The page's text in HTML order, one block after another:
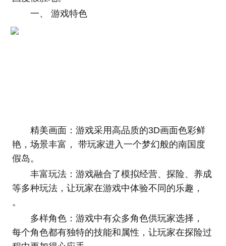
一、 游戏特色
精美画面：游戏采用高品质的3D画面色彩鲜
艳，场景丰富， 带玩家进入一个梦幻般的南国度
假岛。
丰富玩法：游戏融合了模拟经营、探险、养成
等多种玩法，让玩家在游戏中体验不同的乐趣，
。
多样角色：游戏中有众多角色供玩家选择，
每个角色都有独特的技能和属性，让玩家在探险过